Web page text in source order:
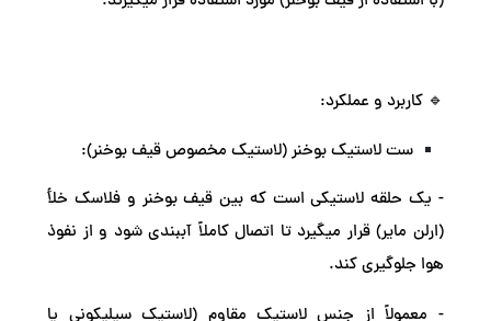
🔹 کاربرد و عملکرد:
ست لاستیک بوخنر (لاستیک مخصوص قیف بوخنر):
- یک حلقه لاستیکی است که بین قیف بوخنر و فلاسک خلأ
(ارلن مایر) قرار میگیرد تا اتصال کاملاً آببندی شود و از نفوذ
هوا جلوگیری کند.
- معمولاً از جنس لاستیک مقاوم (لاستیک سیلیکونی یا